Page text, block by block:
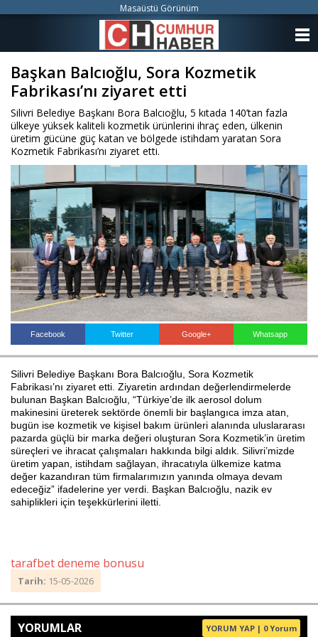
Başkan Balcıoğlu, Sora Kozmetik
Fabrikası’nı ziyaret etti
Silivri Belediye Başkanı Bora Balcıoğlu, 5 kıtada 140’tan fazla
ülkeye yüksek kaliteli kozmetik ürünlerini ihraç eden, ülkenin
üretim gücüne güç katan ve bölgede istihdam yaratan Sora
Kozmetik Fabrikası’nı ziyaret etti.
Facebook Twitter Google+ Whatsapp
Silivri Belediye Başkanı Bora Balcıoğlu, Sora Kozmetik
Fabrikası’nı ziyaret etti. Ziyaretin ardından değerlendirmelerde
bulunan Başkan Balcıoğlu, “Türkiye’de ilk aerosol dolum
makinesini üreterek sektörde önemli bir başlangıca imza atan,
bugün ise kozmetik ve kişisel bakım ürünleri alanında uluslararası
pazarda güçlü bir marka değeri oluşturan Sora Kozmetik’in üretim
süreçleri ve ihracat çalışmaları hakkında bilgi aldık. Silivri’mizde
üretim yapan, istihdam sağlayan, ihracatıyla ülkemize katma
değer kazandıran tüm firmalarımızın yanında olmaya devam
edeceğiz” ifadelerine yer verdi. Başkan Balcıoğlu, nazik ev
sahiplikleri için teşekkürlerini iletti.
tarafbet deneme bonusu
Tarih: 15-05-2026
YORUMLAR YORUM YAP | 0 Yorum
Masaüstü Görünüm
KATEGORİLER
ANKETLER
FOTO GALERİ
VİDEO GALERİ
KÜNYE
İLETİŞİM
Haberin Doğru Adresi.